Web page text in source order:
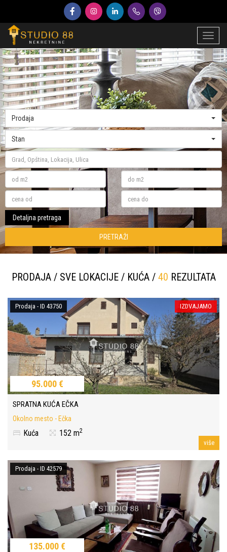
Prodaja
Stan
Detaljna pretraga
PRETRAŽI
PRODAJA / SVE LOKACIJE / KUĆA / 40 REZULTATA
IZDVAJAMO
Prodaja - ID 43750
95.000 €
SPRATNA KUĆA EČKA
Okolno mesto - Ečka
Kuća 152 m2
više
Prodaja - ID 42579
135.000 €